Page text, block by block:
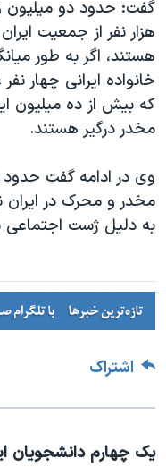
هزار نفر از جمعیت
هستند، اگر به طور
خانواده ایرانی چهار
که بیش از ده میلیون
مخدر درگیر هستند.
مخدر و محرک در ایران
به دلیل ژست اجتماعی
اشتراک
یک چهارم دانشجویان